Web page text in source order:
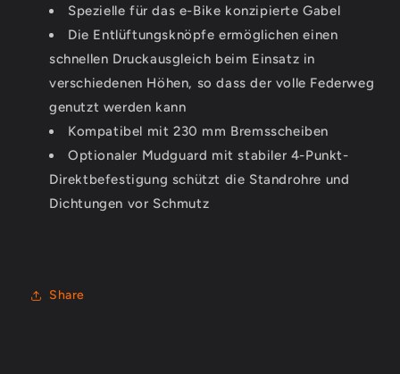
Spezielle für das e-Bike konzipierte Gabel
Die Entlüftungsknöpfe ermöglichen einen
schnellen Druckausgleich beim Einsatz in
verschiedenen Höhen, so dass der volle Federweg
genutzt werden kann
Kompatibel mit 230 mm Bremsscheiben
Optionaler Mudguard mit stabiler 4-Punkt-
Direktbefestigung schützt die Standrohre und
Dichtungen vor Schmutz
Share